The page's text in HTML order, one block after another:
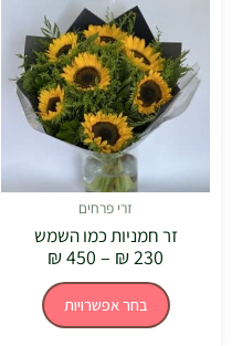
זרי פרחים
זר חמניות כמו השמש
₪230
–
₪450
עד
בחר אפשרויות
יש
מספר
סוגים.
ניתן
לבחור
את
בעמוד